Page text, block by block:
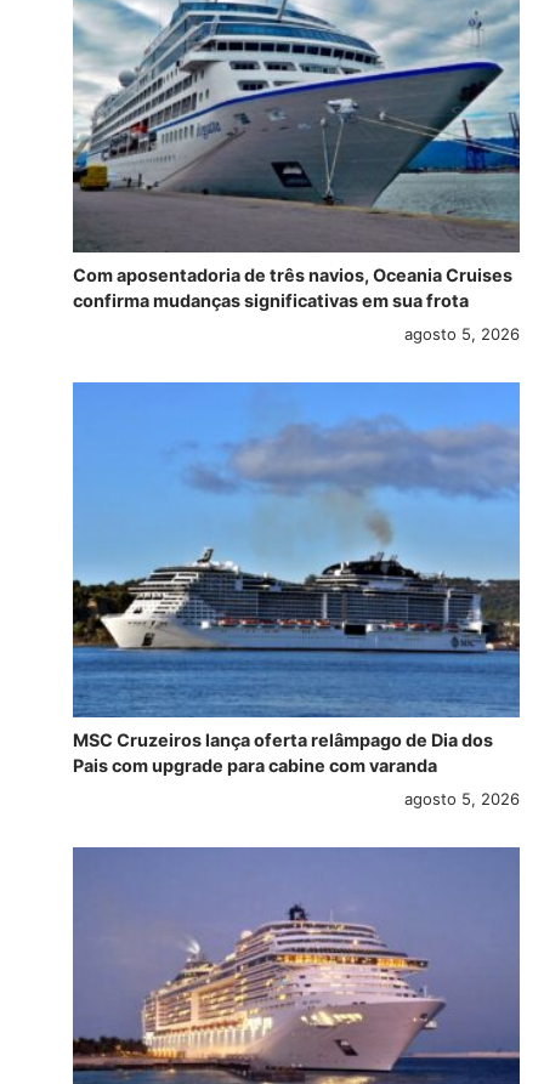
Com aposentadoria de três navios, Oceania Cruises
confirma mudanças significativas em sua frota
agosto 5, 2026
MSC Cruzeiros lança oferta relâmpago de Dia dos
Pais com upgrade para cabine com varanda
agosto 5, 2026